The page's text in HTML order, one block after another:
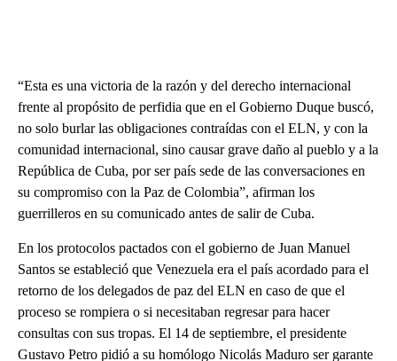
“Esta es una victoria de la razón y del derecho internacional
frente al propósito de perfidia que en el Gobierno Duque buscó,
no solo burlar las obligaciones contraídas con el ELN, y con la
comunidad internacional, sino causar grave daño al pueblo y a la
República de Cuba, por ser país sede de las conversaciones en
su compromiso con la Paz de Colombia”, afirman los
guerrilleros en su comunicado antes de salir de Cuba.
En los protocolos pactados con el gobierno de Juan Manuel
Santos se estableció que Venezuela era el país acordado para el
retorno de los delegados de paz del ELN en caso de que el
proceso se rompiera o si necesitaban regresar para hacer
consultas con sus tropas. El 14 de septiembre, el presidente
Gustavo Petro pidió a su homólogo Nicolás Maduro ser garante